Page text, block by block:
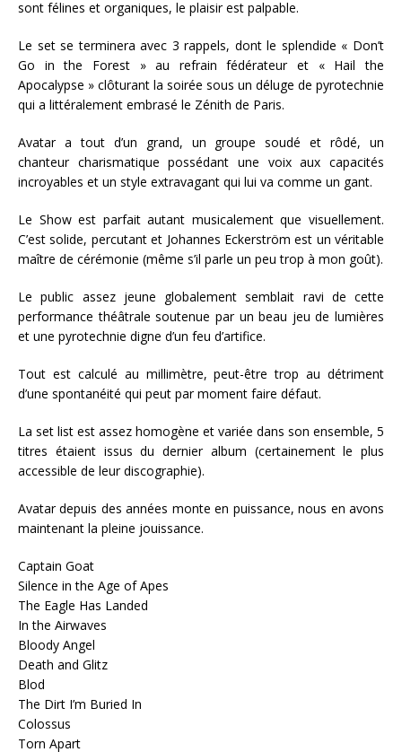
sont félines et organiques, le plaisir est palpable.
Le set se terminera avec 3 rappels, dont le splendide « Don’t
Go in the Forest » au refrain fédérateur et « Hail the
Apocalypse » clôturant la soirée sous un déluge de pyrotechnie
qui a littéralement embrasé le Zénith de Paris.
Avatar a tout d’un grand, un groupe soudé et rôdé, un
chanteur charismatique possédant une voix aux capacités
incroyables et un style extravagant qui lui va comme un gant.
Le Show est parfait autant musicalement que visuellement.
C’est solide, percutant et Johannes Eckerström est un véritable
maître de cérémonie (même s’il parle un peu trop à mon goût).
Le public assez jeune globalement semblait ravi de cette
performance théâtrale soutenue par un beau jeu de lumières
et une pyrotechnie digne d’un feu d’artifice.
Tout est calculé au millimètre, peut-être trop au détriment
d’une spontanéité qui peut par moment faire défaut.
La set list est assez homogène et variée dans son ensemble, 5
titres étaient issus du dernier album (certainement le plus
accessible de leur discographie).
Avatar depuis des années monte en puissance, nous en avons
maintenant la pleine jouissance.
Captain Goat
Silence in the Age of Apes
The Eagle Has Landed
In the Airwaves
Bloody Angel
Death and Glitz
Blod
The Dirt I’m Buried In
Colossus
Torn Apart